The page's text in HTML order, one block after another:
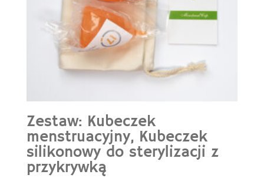
Zestaw: Kubeczek
menstruacyjny, Kubeczek
silikonowy do sterylizacji z
przykrywką